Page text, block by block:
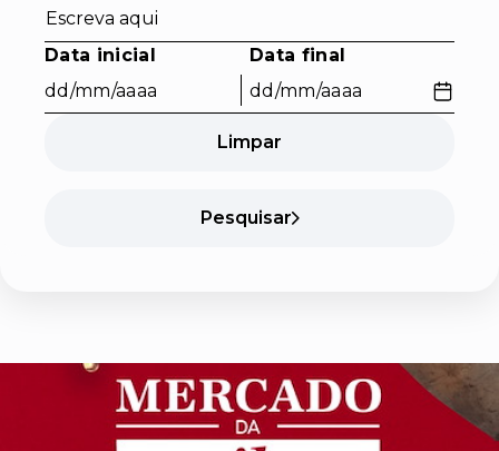
Data inicial
Formato dd/mm/aaaa. Prima Tab para entrar no calendário e
Data final
Formato dd/mm/aaaa. Prima Tab
Limpar
Pesquisar